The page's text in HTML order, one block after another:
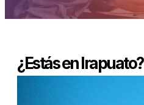
¿Estás en Irapuato?